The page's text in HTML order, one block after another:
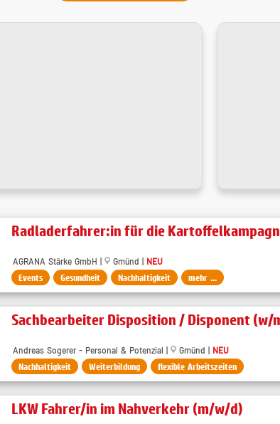
Radladerfahrer:in für die
AGRANA Stärke GmbH | Gmünd | NEU
Events Gesundheit Nachhaltigkeit mehr ...
Sachbearbeiter Disposition / Disponent (w/
Andreas Sogerer - Personal & Potenzial | Gmünd | NEU
Nachhaltigkeit Weiterbildung flexible Arbeitszeiten
LKW Fahrer/in im Nahverkehr (m/w/d)